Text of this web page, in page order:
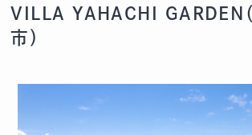
VILLA YAHACHI GARDEN（
市）